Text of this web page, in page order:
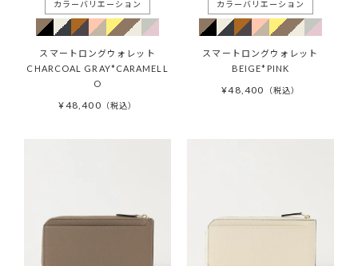
スマートロングウォレット
CHARCOAL GRAY*CARAMELL
O
¥48,400 税込
スマートロングウォレット
BEIGE*PINK
¥48,400 税込